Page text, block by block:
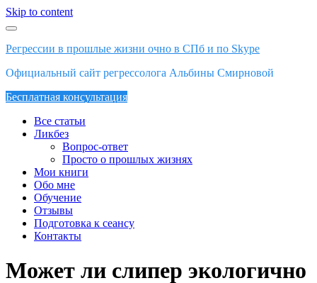
Skip to content
Регрессии в прошлые жизни очно в СПб и по Skype
Официальный сайт регрессолога Альбины Смирновой
Бесплатная консультация
Все статьи
Ликбез
Вопрос-ответ
Просто о прошлых жизнях
Мои книги
Обо мне
Обучение
Отзывы
Подготовка к сеансу
Контакты
Может ли слипер экологично